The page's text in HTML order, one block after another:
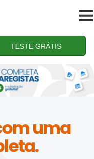
TESTE GRÁTIS
uma